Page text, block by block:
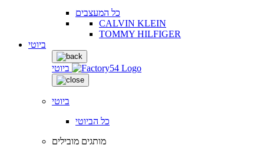
כל המעצבים
CALVIN KLEIN
TOMMY HILFIGER
ביוטי
ביוטי
ביוטי
כל הביוטי
מותגים מובילים